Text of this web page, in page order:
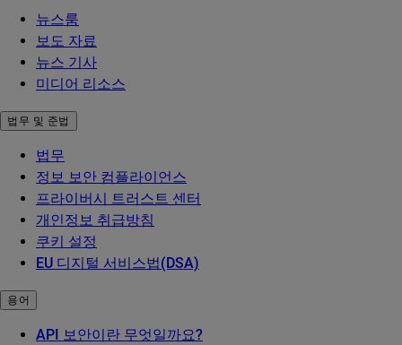
뉴스룸
보도 자료
뉴스 기사
미디어 리소스
법무 및 준법
법무
정보 보안 컴플라이언스
프라이버시 트러스트 센터
개인정보 취급방침
쿠키 설정
EU 디지털 서비스법(DSA)
용어
API 보안이란 무엇일까요?